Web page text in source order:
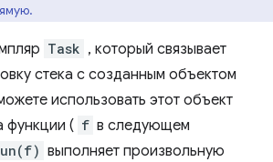
Task , который связывает
стека с созданным объектом
использовать этот объект
функции ( f в следующем
выполняет произвольную